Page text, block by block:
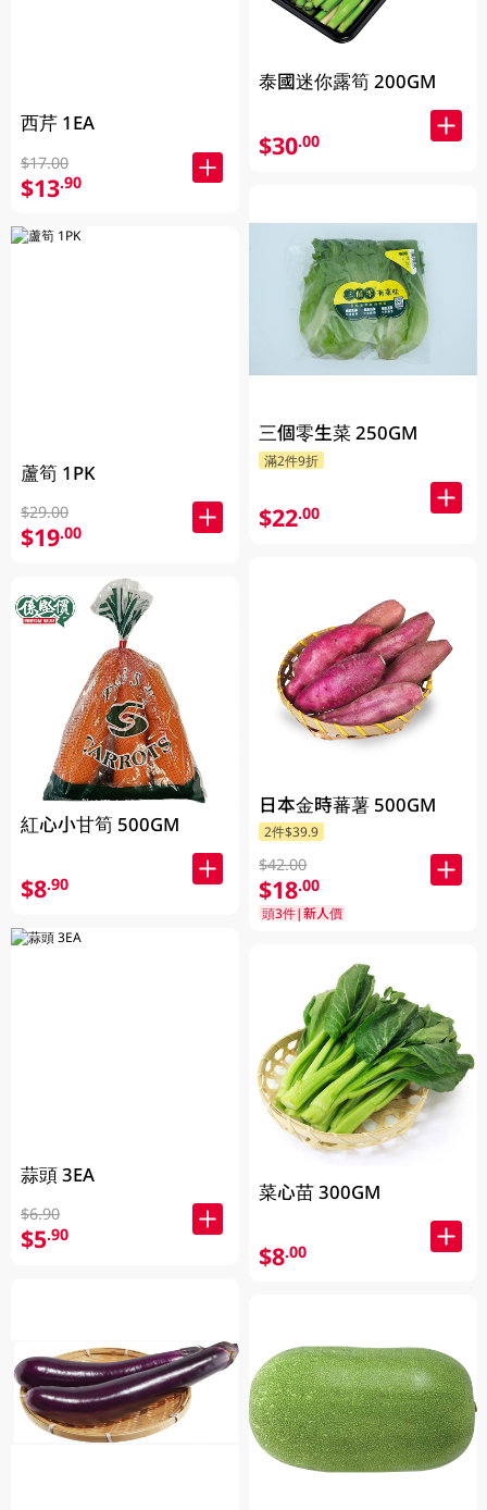
西芹 1EA
$17.00
$13.90
蘆筍 1PK
$29.00
$19.00
紅心小甘筍 500GM
$8.90
蒜頭 3EA
$6.90
$5.90
泰國迷你露筍 200GM
$30.00
三個零生菜 250GM
滿2件9折
$22.00
日本金時蕃薯 500GM
2件$39.9
$42.00
$18.00
頭3件|新人價
菜心苗 300GM
$8.00